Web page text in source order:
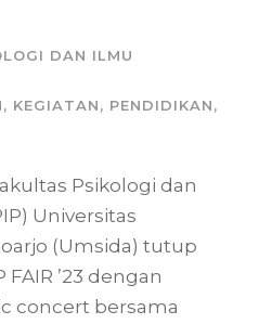
DAN ILMU
, KEGIATAN, PENDIDIKAN,
Psikologi dan
Universitas
(Umsida) tutup
FAIR ’23 dengan
concert bersama